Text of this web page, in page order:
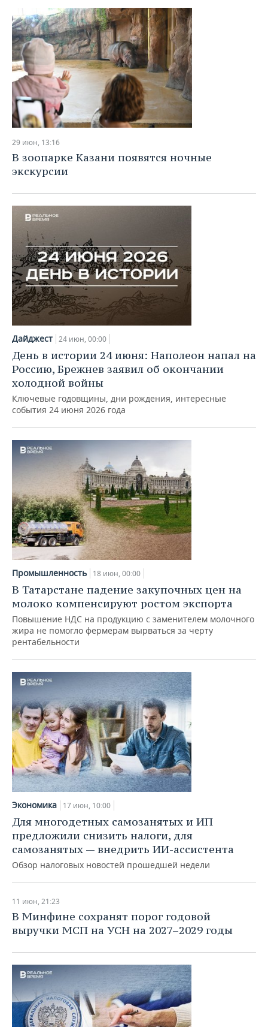
29 июн, 13:16
В зоопарке Казани появятся ночные
экскурсии
Дайджест 24 июн, 00:00
День в истории 24 июня: Наполеон напал на
Россию, Брежнев заявил об окончании
холодной войны
Ключевые годовщины, дни рождения, интересные
события 24 июня 2026 года
Промышленность 18 июн, 00:00
В Татарстане падение закупочных цен на
молоко компенсируют ростом экспорта
Повышение НДС на продукцию с заменителем молочного
жира не помогло фермерам вырваться за черту
рентабельности
Экономика 17 июн, 10:00
Для многодетных самозанятых и ИП
предложили снизить налоги, для
самозанятых — внедрить ИИ-ассистента
Обзор налоговых новостей прошедшей недели
11 июн, 21:23
В Минфине сохранят порог годовой
выручки МСП на УСН на 2027–2029 годы